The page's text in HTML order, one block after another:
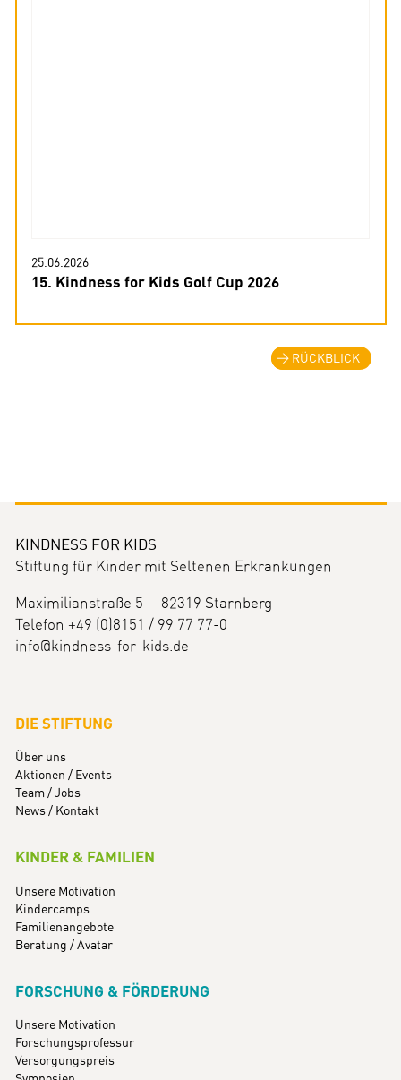
25.06.2026
15. Kindness for Kids Golf Cup 2026
RÜCKBLICK
KINDNESS FOR KIDS
Stiftung für Kinder mit Seltenen Erkrankungen
Maximilianstraße 5 · 82319 Starnberg
Telefon +49 (0)8151 / 99 77 77-0
info@kindness-for-kids.de
DIE STIFTUNG
Über uns
Aktionen / Events
Team / Jobs
News / Kontakt
KINDER & FAMILIEN
Unsere Motivation
Kindercamps
Familienangebote
Beratung / Avatar
FORSCHUNG & FÖRDERUNG
Unsere Motivation
Forschungsprofessur
Versorgungspreis